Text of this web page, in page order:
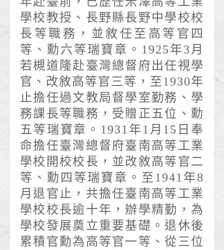
學校教授、長野縣長野中學校校
長等職務，並敘任至高等官四
等、勳六等瑞寶章。1925年3月
若槻道隆赴臺灣總督府出任視學
官、改敘高等官三等，至1930年
止擔任過文教局督學室勤務、學
務課長等職務，受贈正五位、勳
五等瑞寶章。1931年1月15日奉
命擔任臺灣總督府臺南高等工業
學校開校校長，並改敘高等官二
等、勳四等瑞寶章。至1941年8
月退官止，共擔任臺南高等工業
學校校長逾十年，辦學精勤，為
學校發展奠立重要基礎。退休後
累積官勳為高等官一等、從三位